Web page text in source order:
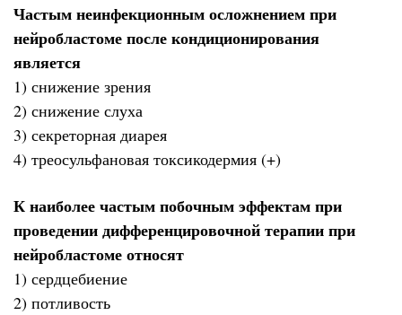
Частым неинфекционным осложнением при
нейробластоме после кондиционирования
является
1) снижение зрения
2) снижение слуха
3) секреторная диарея
4) треосульфановая токсикодермия (+)
К наиболее частым побочным эффектам при
проведении дифференцировочной терапии при
нейробластоме относят
1) сердцебиение
2) потливость